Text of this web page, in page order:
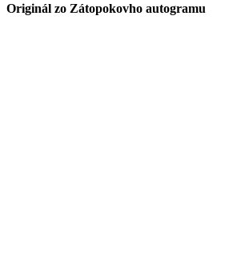
Originál zo Zátopokovho autogramu